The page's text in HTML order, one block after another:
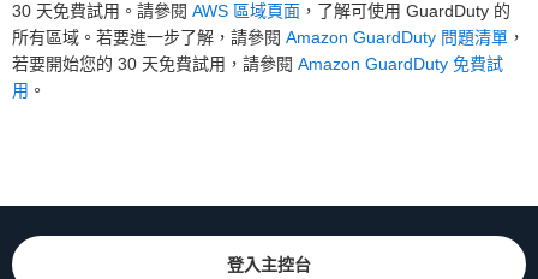
30 天免費試用。請參閱 AWS 區域頁面 ，了解可使用 GuardDuty 的
所有區域。若要進一步了解，請參閱 Amazon GuardDuty 問題清單 ，
若要開始您的 30 天免費試用，請參閱 Amazon GuardDuty 免費試
用 。
登入主控台